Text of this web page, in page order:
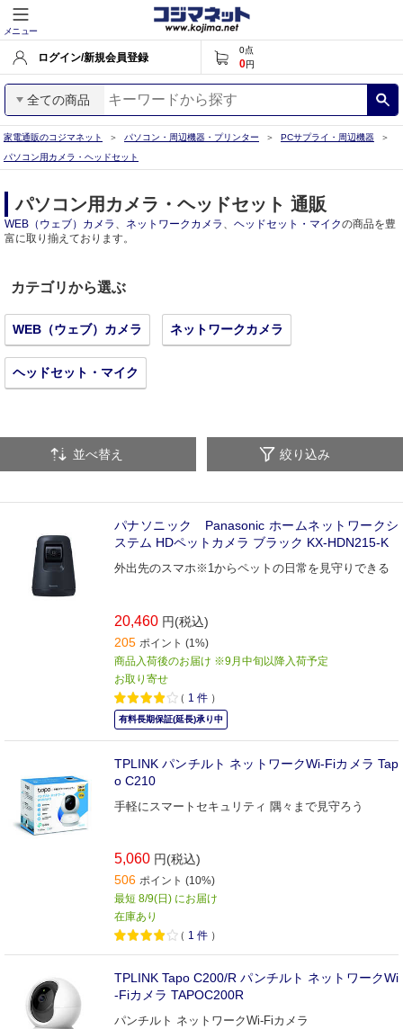
メニュー
ログイン/新規会員登録
0点
0円
全ての商品
家電通販のコジマネット パソコン・周辺機器・プリンター
PCサプライ・周辺機器
パソコン用カメラ・ヘッドセット
パソコン用カメラ・ヘッドセット 通販
WEB（ウェブ）カメラ 、 ネットワークカメラ 、 ヘッドセット・マイクの商品を豊
富に取り揃えております。
カテゴリから選ぶ
WEB（ウェブ）カメラ ネットワークカメラ
ヘッドセット・マイク
並べ替え 絞り込み
パナソニック Panasonic ホームネットワークシ
ステム HDペットカメラ ブラック KX-HDN215-K
外出先のスマホ※1からペットの日常を見守りできる
20,460 円(税込)
205 ポイント (1%)
商品入荷後のお届け ※9月中旬以降入荷予定
お取り寄せ
（ 1 件 ）
有料長期保証(延長)承り中
TPLINK パンチルト ネットワークWi-Fiカメラ Tap
o C210
手軽にスマートセキュリティ 隅々まで見守ろう
5,060 円(税込)
506 ポイント (10%)
最短 8/9(日) にお届け
在庫あり
（ 1 件 ）
TPLINK Tapo C200/R パンチルト ネットワークWi
-Fiカメラ TAPOC200R
パンチルト ネットワークWi-Fiカメラ